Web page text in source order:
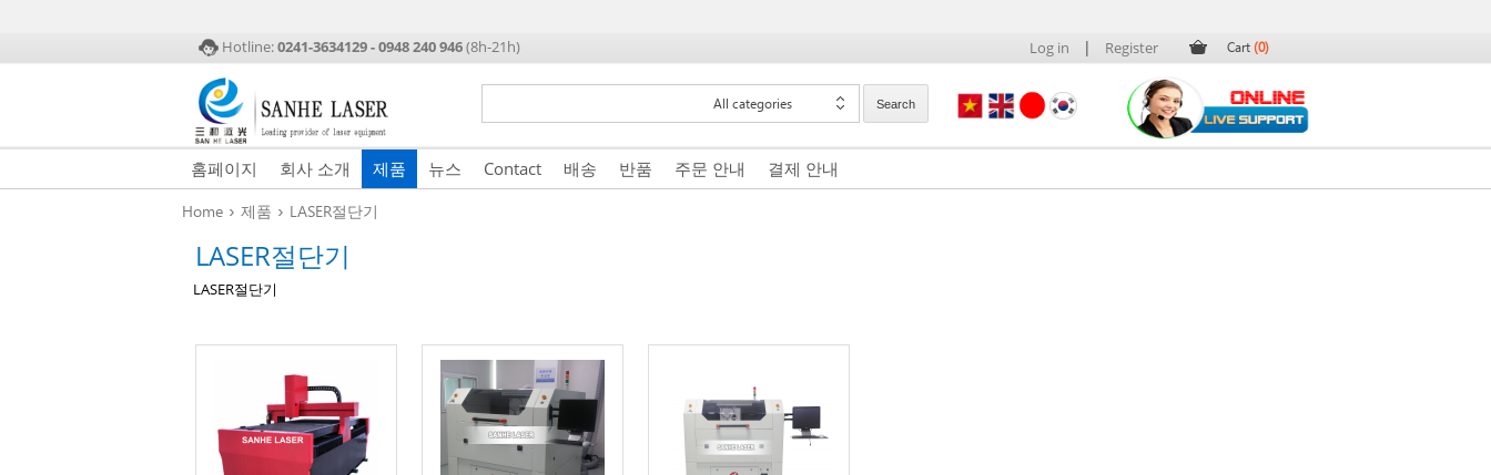
Hotline:0241-3634129 - 0948 240 946(8h-21h) Log in | Register Cart(0)
All categories Search
홈페이지 회사 소개 제품 뉴스 Contact 배송 반품 주문 안내 결제 안내
Home › 제품 › LASER절단기
LASER절단기
LASER절단기